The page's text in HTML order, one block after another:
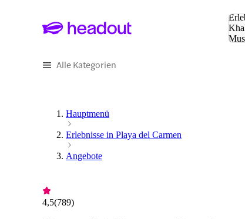
Alle Kategorien
Hauptmenü
Erlebnisse in Playa del Carmen
Angebote
4,5(789)